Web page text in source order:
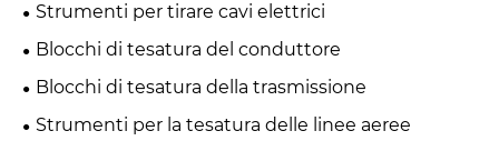
Strumenti per tirare cavi elettrici
Blocchi di tesatura del conduttore
Blocchi di tesatura della trasmissione
Strumenti per la tesatura delle linee aeree